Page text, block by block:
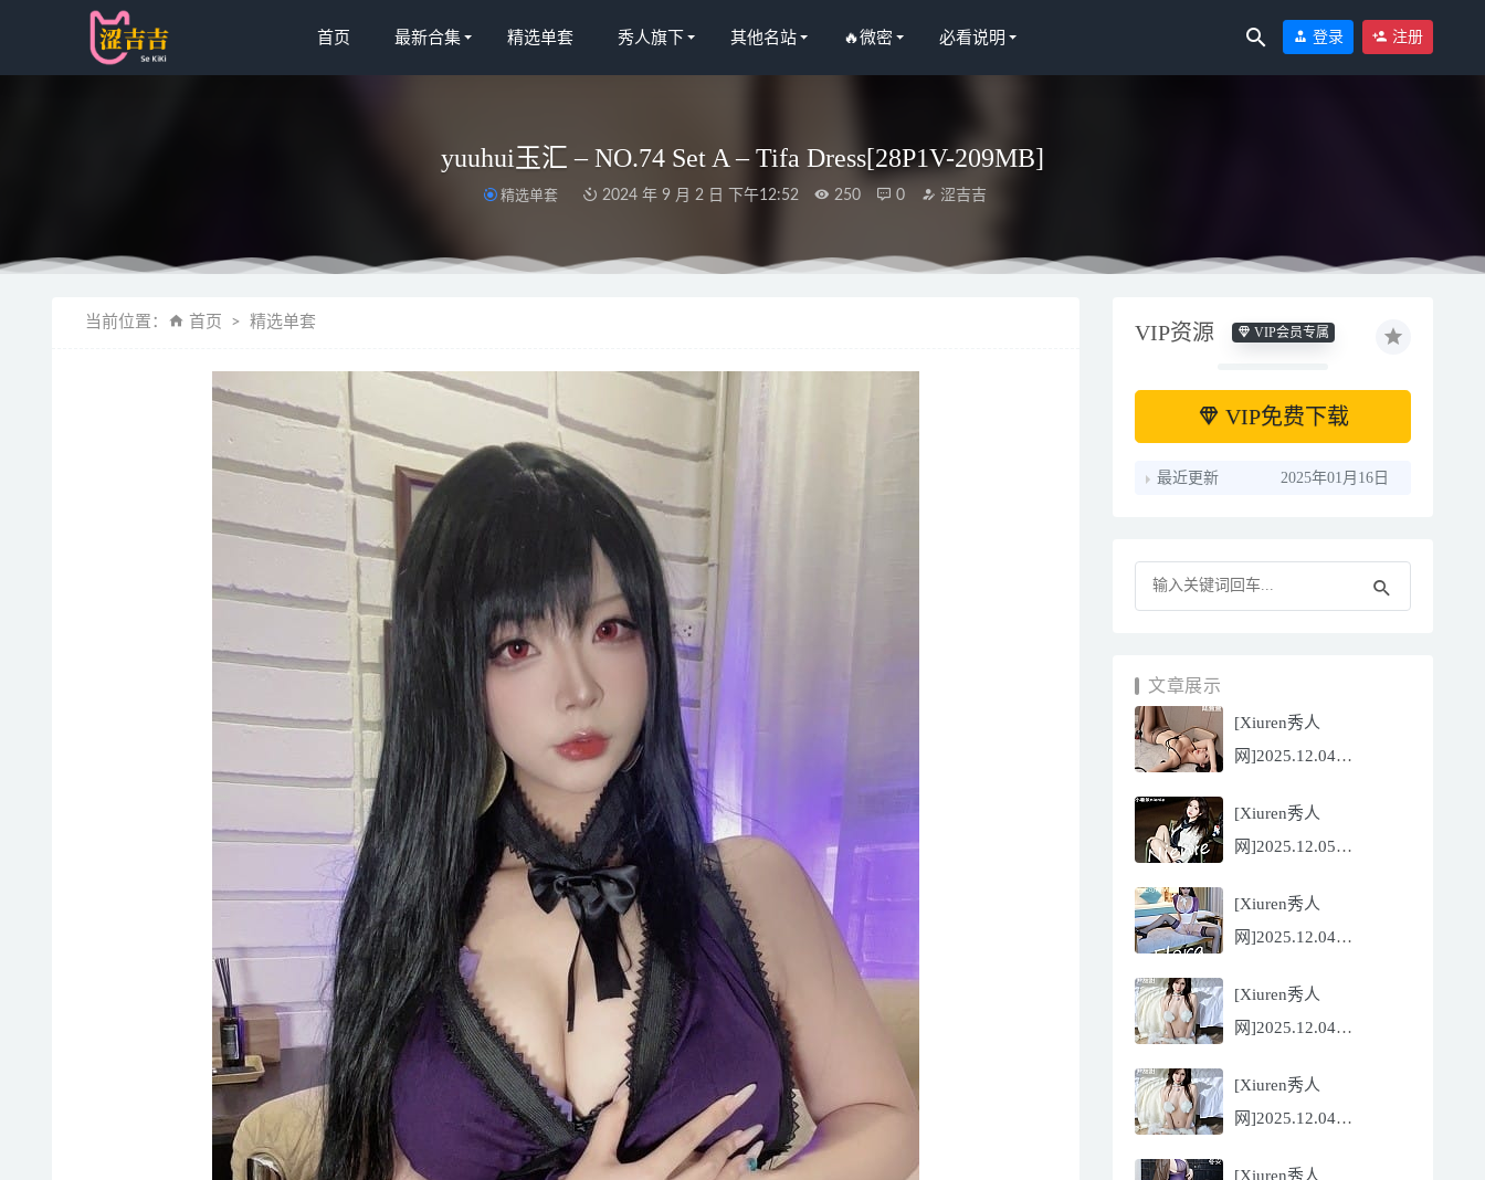
首页 最新合集 精选单套 秀人旗下 其他名站 🔥微密 必看说明 登录 注册
yuuhui玉汇 – NO.74 Set A – Tifa Dress[28P1V-209MB]
精选单套 2024 年 9 月 2 日 下午12:52 250 0 涩吉吉
当前位置： 首页 精选单套 VIP资源 VIP会员专属
VIP免费下载
最近更新 2025年01月16日
文章展示
[Xiuren秀人
网]2025.12.04
[81P/751.43MB]
[Xiuren秀人
网]2025.12.05
nienie[60P/642.39MB]
[Xiuren秀人
网]2025.12.04
Flora[81P/832.27MB]
[Xiuren秀人
网]2025.12.04
[56P/602.69MB]
[Xiuren秀人
网]2025.12.04
[Xiuren秀人
喵糖映画 VOL.285 数之歌 [30P/126MB] 2023-05-05
51酱 – NO.10 肉丝眼镜娘[52P7V_421MB] 2023-01-20
浅安安 – 居家自摄[30P-88MB] 2023-03-10